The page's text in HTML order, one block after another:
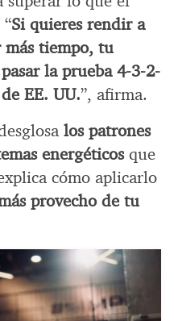
“Si quieres rendir a
tiempo, tu
la prueba 4-3-2-
EE. UU.”, afirma.
los patrones
energéticosque
cómo aplicarlo
provecho de tu